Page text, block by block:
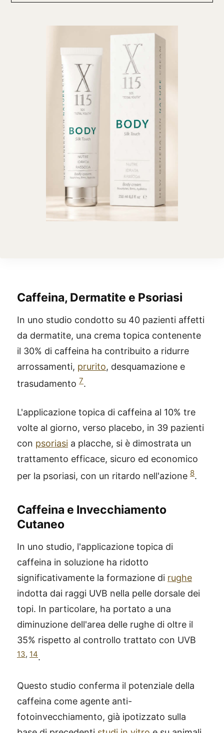
Caffeina, Dermatite e Psoriasi
In uno studio condotto su 40 pazienti affetti
da dermatite, una crema topica contenente
il 30% di caffeina ha contribuito a ridurre
arrossamenti, prurito, desquamazione e
trasudamento 7.
L'applicazione topica di caffeina al 10% tre
volte al giorno, verso placebo, in 39 pazienti
con psoriasi a placche, si è dimostrata un
trattamento efficace, sicuro ed economico
per la psoriasi, con un ritardo nell'azione 8.
Caffeina e Invecchiamento
Cutaneo
In uno studio, l'applicazione topica di
caffeina in soluzione ha ridotto
significativamente la formazione di rughe
indotta dai raggi UVB nella pelle dorsale dei
topi. In particolare, ha portato a una
diminuzione dell'area delle rughe di oltre il
35% rispetto al controllo trattato con UVB
13, 14.
Questo studio conferma il potenziale della
caffeina come agente anti-
fotoinvecchiamento, già ipotizzato sulla